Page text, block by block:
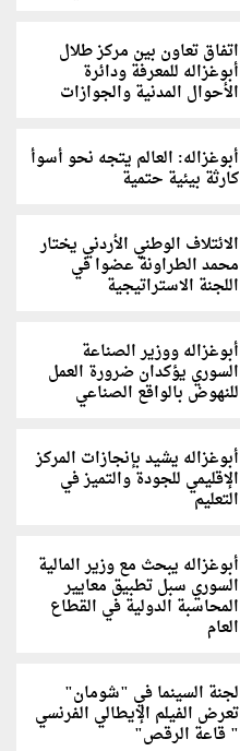
اتفاق تعاون بين مركز طلال
أبوغزاله للمعرفة ودائرة
الأحوال المدنية والجوازات
أبوغزاله: العالم يتجه نحو أسوأ
كارثة بيئية حتمية
الائتلاف الوطني الأردني يختار
محمد الطراونة عضوا في
اللجنة الاستراتيجية
أبوغزاله ووزير الصناعة
السوري يؤكدان ضرورة العمل
للنهوض بالواقع الصناعي
أبوغزاله يشيد بإنجازات المركز
الإقليمي للجودة والتميز في
التعليم
أبوغزاله يبحث مع وزير المالية
السوري سبل تطبيق معايير
المحاسبة الدولية في القطاع
العام
لجنة السينما في "شومان"
تعرض الفيلم الإيطالي الفرنسي
" قاعة الرقص"